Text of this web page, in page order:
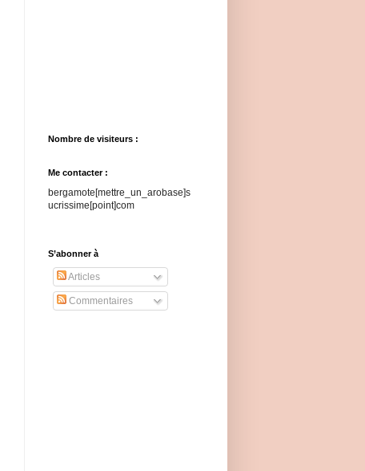
Nombre de visiteurs :
Me contacter :
bergamote[mettre_un_arobase]s
ucrissime[point]com
S’abonner à
Articles
Commentaires